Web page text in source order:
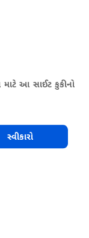
આ સાઈટ કુકીનો
સ્વીકારો